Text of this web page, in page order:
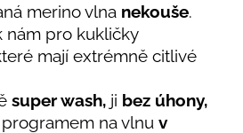
merino vlna nekouše.
nám pro kukličky
mají extrémně citlivé
super wash, ji bez úhony,
na vlnu v